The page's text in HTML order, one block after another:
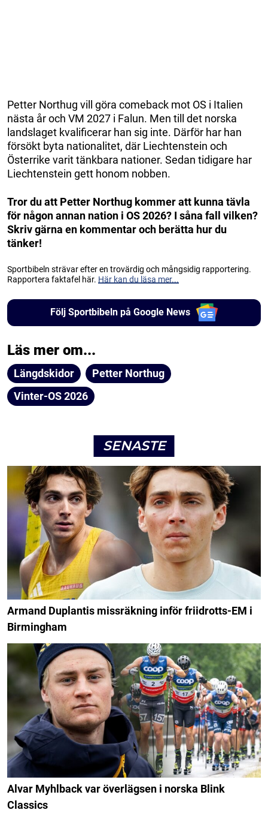
Petter Northug vill göra comeback mot OS i Italien
nästa år och VM 2027 i Falun. Men till det norska
landslaget kvalificerar han sig inte. Därför har han
försökt byta nationalitet, där Liechtenstein och
Österrike varit tänkbara nationer. Sedan tidigare har
Liechtenstein gett honom nobben.
Tror du att Petter Northug kommer att kunna tävla
för någon annan nation i OS 2026? I såna fall vilken?
Skriv gärna en kommentar och berätta hur du
tänker!
Sportbibeln strävar efter en trovärdig och mångsidig rapportering.
Rapportera faktafel här. Här kan du läsa mer...
Följ Sportbibeln på Google News
Läs mer om...
Längdskidor
Petter Northug
Vinter-OS 2026
SENASTE
Armand Duplantis missräkning inför friidrotts-EM i
Birmingham
Alvar Myhlback var överlägsen i norska Blink
Classics